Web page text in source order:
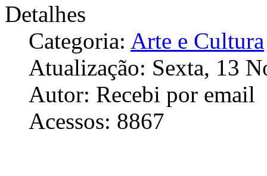
Detalhes
Categoria: Arte e Cultura
Atualização: Sexta, 13
Autor: Recebi por email
Acessos: 8867